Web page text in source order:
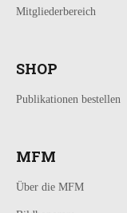
Mitgliederbereich
SHOP
Publikationen bestellen
MFM
Über die MFM